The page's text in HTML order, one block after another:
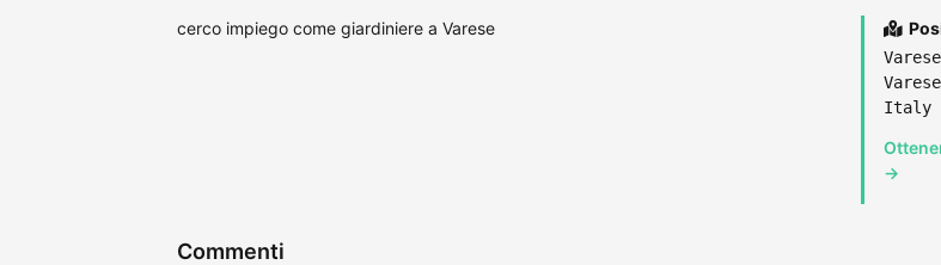
cerco impiego come giardiniere a Varese
Varese
Varese
Italy
→
Commenti